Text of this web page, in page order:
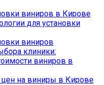
виниров в Кирове
для установки
виниров
клиники:
виниров в
на виниры в Кирове